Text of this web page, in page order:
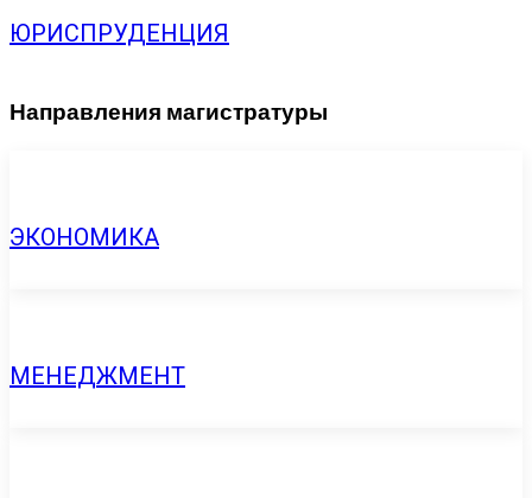
ЮРИСПРУДЕНЦИЯ
Направления магистратуры
ЭКОНОМИКА
МЕНЕДЖМЕНТ